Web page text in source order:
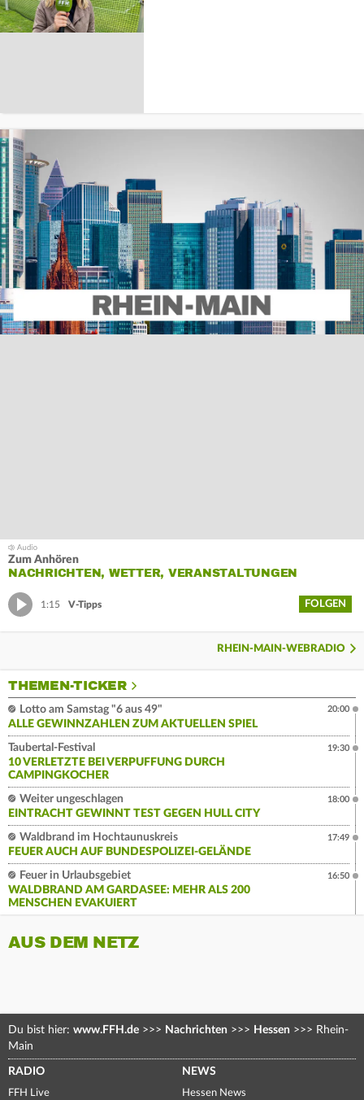
Zum Anhören
NACHRICHTEN, WETTER, VERANSTALTUNGEN
1:15 V-Tipps FOLGEN
RHEIN-MAIN-WEBRADIO
THEMEN-TICKER
Lotto am Samstag "6 aus 49"
ALLE GEWINNZAHLEN ZUM AKTUELLEN SPIEL
20:00
Taubertal-Festival
10 VERLETZTE BEI VERPUFFUNG DURCH
CAMPINGKOCHER
19:30
Weiter ungeschlagen
EINTRACHT GEWINNT TEST GEGEN HULL CITY
18:00
Waldbrand im Hochtaunuskreis
FEUER AUCH AUF BUNDESPOLIZEI-GELÄNDE
17:49
Feuer in Urlaubsgebiet
WALDBRAND AM GARDASEE: MEHR ALS 200
MENSCHEN EVAKUIERT
16:50
AUS DEM NETZ
Du bist hier: www.FFH.de >>> Nachrichten >>> Hessen >>> Rhein-
Main
RADIO
FFH Live
NEWS
Hessen News